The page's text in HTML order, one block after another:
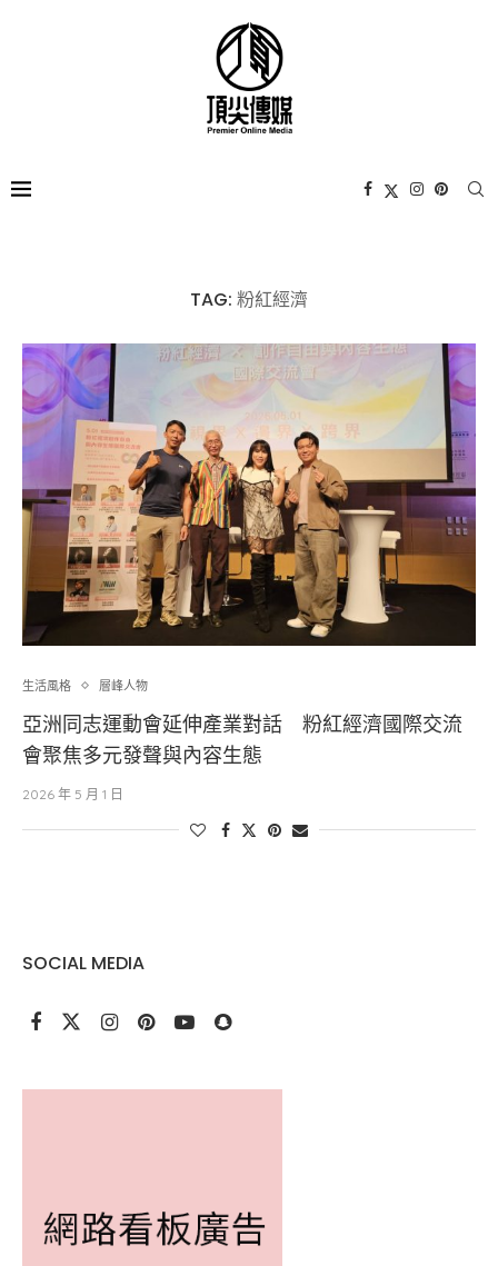
TAG: 粉紅經濟
生活風格 層峰⼈物
亞洲同志運動會延伸產業對話 粉紅經濟國際交流
會聚焦多元發聲與內容生態
2026 年 5 月 1 日
SOCIAL MEDIA